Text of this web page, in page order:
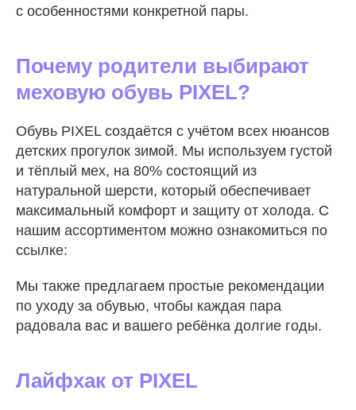
с особенностями конкретной пары.
Почему родители выбирают
меховую обувь PIXEL?
Обувь PIXEL создаётся с учётом всех нюансов
детских прогулок зимой. Мы используем густой
и тёплый мех, на 80% состоящий из
натуральной шерсти, который обеспечивает
максимальный комфорт и защиту от холода. С
нашим ассортиментом можно ознакомиться по
ссылке:
Мы также предлагаем простые рекомендации
по уходу за обувью, чтобы каждая пара
радовала вас и вашего ребёнка долгие годы.
Лайфхак от PIXEL